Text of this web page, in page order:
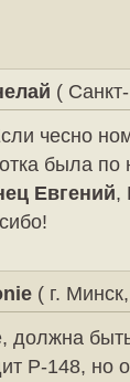
(
чесно
была по
Евгений,
( г.
должна
Р-148, но